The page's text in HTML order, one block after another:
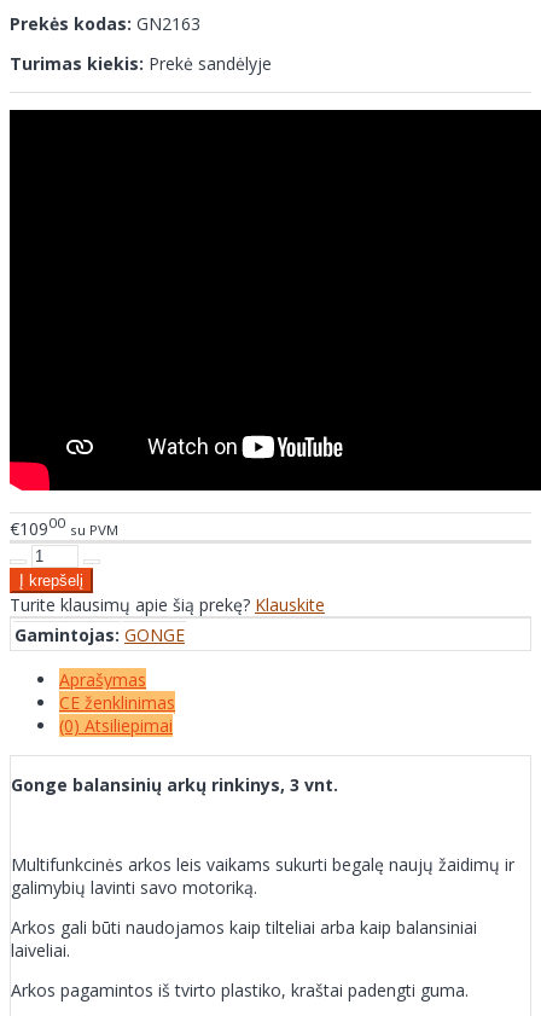
Prekės kodas: GN2163
Turimas kiekis: Prekė sandėlyje
€10900 su PVM
Turite klausimų apie šią prekę? Klauskite
Gamintojas: GONGE
Aprašymas
CE ženklinimas
(0) Atsiliepimai
Gonge balansinių arkų rinkinys, 3 vnt.
Multifunkcinės arkos leis vaikams sukurti begalę naujų žaidimų ir
galimybių lavinti savo motoriką.
Arkos gali būti naudojamos kaip tilteliai arba kaip balansiniai
laiveliai.
Arkos pagamintos iš tvirto plastiko, kraštai padengti guma.